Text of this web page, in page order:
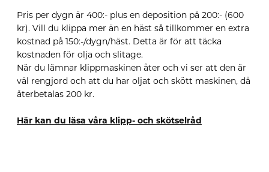
Pris per dygn är 400:- plus en deposition på 200:- (600
kr). Vill du klippa mer än en häst så tillkommer en extra
kostnad på 150:-/dygn/häst. Detta är för att täcka
kostnaden för olja och slitage.
När du lämnar klippmaskinen åter och vi ser att den är
väl rengjord och att du har oljat och skött maskinen, då
återbetalas 200 kr.
Här kan du läsa våra klipp- och skötselråd